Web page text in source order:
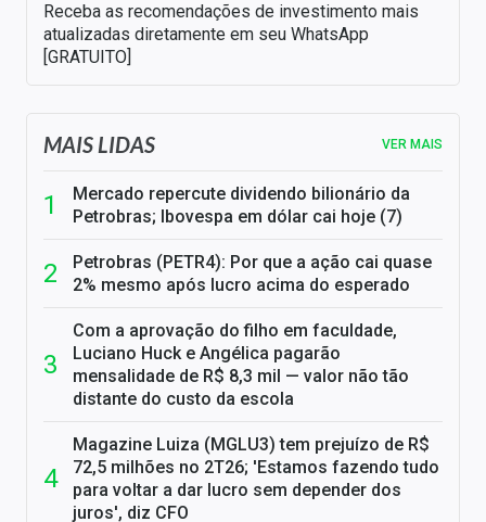
Receba as recomendações de investimento mais
atualizadas diretamente em seu WhatsApp
[GRATUITO]
MAIS LIDAS VER MAIS
Mercado repercute dividendo bilionário da
Petrobras; Ibovespa em dólar cai hoje (7)
Petrobras (PETR4): Por que a ação cai quase
2% mesmo após lucro acima do esperado
Com a aprovação do filho em faculdade,
Luciano Huck e Angélica pagarão
mensalidade de R$ 8,3 mil — valor não tão
distante do custo da escola
Magazine Luiza (MGLU3) tem prejuízo de R$
72,5 milhões no 2T26; 'Estamos fazendo tudo
para voltar a dar lucro sem depender dos
juros', diz CFO